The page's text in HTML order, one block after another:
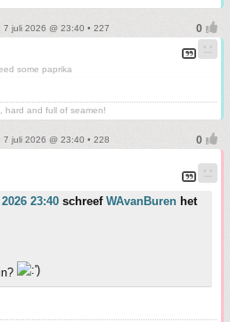
7 juli 2026 @ 23:40 • 227
some paprika
hard and full of seamen!
7 juli 2026 @ 23:40 • 228
23:40 schreef WAvanBuren het